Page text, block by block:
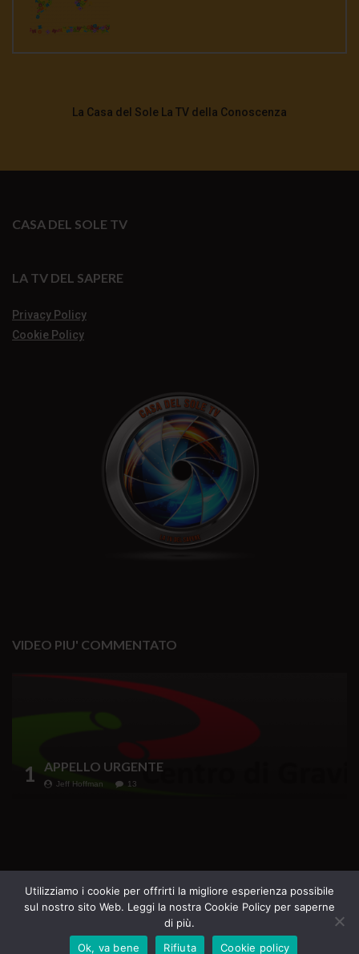
La Casa del Sole La TV della Conoscenza
CASA DEL SOLE TV
LA TV DEL SAPERE
Privacy Policy
Cookie Policy
VIDEO PIU' COMMENTATO
1 APPELLO URGENTE
Jeff Hoffman 13
Testata Giornalistica iscritta al Registro della
Stampa del Tribunale di Roma n. 69 del 16.07.2020
Direttore Responsabile Margherita Furlan
Tutti i diritti riservati - La Casa del Sole Edizioni
Utilizziamo i cookie per offrirti la migliore esperienza possibile
sul nostro sito Web. Leggi la nostra Cookie Policy per saperne
di più.
Ok, va bene
Rifiuta Cookie policy